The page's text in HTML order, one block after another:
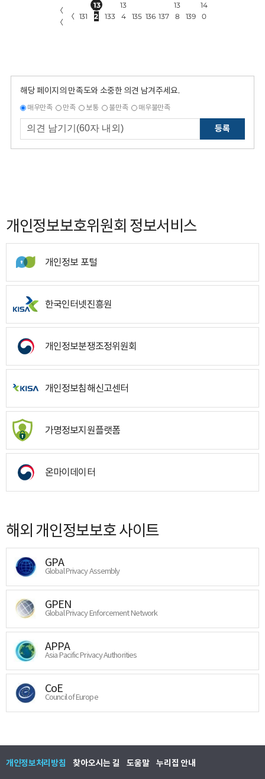
〈
〈
〈 131
13
2
133
13
4
135 136 137
13
8
139
14
0
해당 페이지의 만족도와 소중한 의견 남겨주세요.
매우만족 만족 보통 불만족 매우불만족
등록
개인정보보호위원회 정보서비스
개인정보 포털
한국인터넷진흥원
개인정보분쟁조정위원회
개인정보침해신고센터
가명정보지원플랫폼
온마이데이터
해외 개인정보보호 사이트
GPA
Global Privacy Assembly
GPEN
Global Privacy Enforcement Network
APPA
Asia Pacific Privacy Authorities
CoE
Council of Europe
개인정보처리방침 찾아오시는 길 도움말 누리집 안내